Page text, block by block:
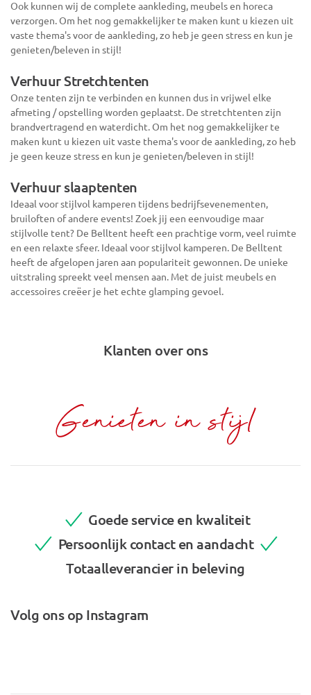
Ook kunnen wij de complete aankleding, meubels en horeca
verzorgen. Om het nog gemakkelijker te maken kunt u kiezen uit
vaste thema's voor de aankleding, zo heb je geen stress en kun je
genieten/beleven in stijl!
Verhuur Stretchtenten
Onze tenten zijn te verbinden en kunnen dus in vrijwel elke
afmeting / opstelling worden geplaatst. De stretchtenten zijn
brandvertragend en waterdicht. Om het nog gemakkelijker te
maken kunt u kiezen uit vaste thema's voor de aankleding, zo heb
je geen keuze stress en kun je genieten/beleven in stijl!
Verhuur slaaptenten
Ideaal voor stijlvol kamperen tijdens bedrijfsevenementen,
bruiloften of andere events! Zoek jij een eenvoudige maar
stijlvolle tent? De Belltent heeft een prachtige vorm, veel ruimte
en een relaxte sfeer. Ideaal voor stijlvol kamperen. De Belltent
heeft de afgelopen jaren aan populariteit gewonnen. De unieke
uitstraling spreekt veel mensen aan. Met de juist meubels en
accessoires creëer je het echte glamping gevoel.
Klanten over ons
Genieten in stijl
Goede service en kwaliteit
Persoonlijk contact en aandacht
Totaalleverancier in beleving
Volg ons op Instagram